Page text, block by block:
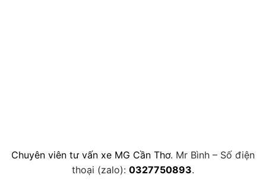
Chuyên viên tư vấn xe MG Cần Thơ. Mr Bình – Số điện
thoại (zalo): 0327750893.